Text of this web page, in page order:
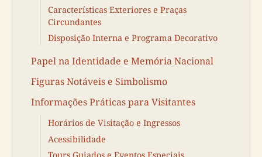
Características Exteriores e Praças
Circundantes
Disposição Interna e Programa Decorativo
Papel na Identidade e Memória Nacional
Figuras Notáveis e Simbolismo
Informações Práticas para Visitantes
Horários de Visitação e Ingressos
Acessibilidade